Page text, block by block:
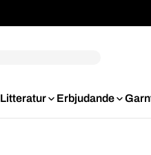
Litteratur Erbjudande